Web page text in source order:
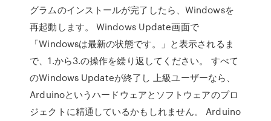
グラムのインストールが完了したら、Windowsを
再起動します。 Windows Update画面で
「Windowsは最新の状態です。」と表示されるま
で、1.から3.の操作を繰り返してください。 すべて
のWindows Updateが終了し 上級ユーザーなら、
Arduinoというハードウェアとソフトウェアのプロ
ジェクトに精通しているかもしれません。 Arduino